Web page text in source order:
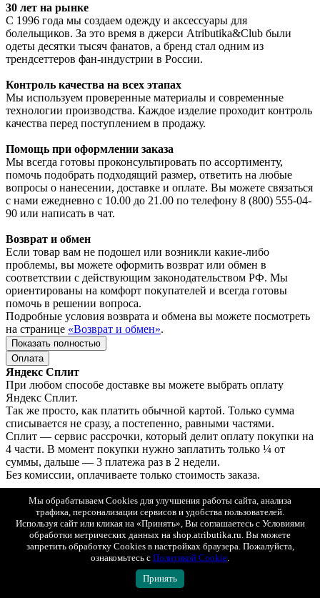
30 лет на рынке
С 1996 года мы создаем одежду и аксессуары для
болельщиков. За это время в джерси Atributika&Club были
одеты десятки тысяч фанатов, а бренд стал одним из
трендсеттеров фан-индустрии в России.
Контроль качества на всех этапах
Мы используем проверенные материалы и современные
технологии производства. Каждое изделие проходит контроль
качества перед поступлением в продажу.
Помощь при оформлении заказа
Мы всегда готовы проконсультировать по ассортименту,
помочь подобрать подходящий размер, ответить на любые
вопросы о нанесении, доставке и оплате. Вы можете связаться
с нами ежедневно с 10.00 до 21.00 по телефону 8 (800) 555-04-
90 или написать в чат.
Возврат и обмен
Если товар вам не подошел или возникли какие-либо
проблемы, вы можете оформить возврат или обмен в
соответствии с действующим законодательством РФ. Мы
ориентированы на комфорт покупателей и всегда готовы
помочь в решении вопроса.
Подробные условия возврата и обмена вы можете посмотреть
на странице «Возврат и обмен».
Показать полностью
Оплата
Яндекс Сплит
При любом способе доставке вы можете выбрать оплату
Яндекс Сплит.
Так же просто, как платить обычной картой. Только сумма
списывается не сразу, а постепенно, равными частями.
Сплит — сервис рассрочки, который делит оплату покупки на
4 части. В момент покупки нужно заплатить только ¼ от
суммы, дальше — 3 платежа раз в 2 недели.
Без комиссии, оплачиваете только стоимость заказа.
Это не кредит, для оформления не нужно подавать заявку и
ждать одобрения — понадобится только номер телефона.
Доставка по Москве
Оплата: онлайн, картой или наличными при получении.
Доставка в регионы (по всей России)
1. СДЭК (ПВЗ или курьером) с возможностью примерки.
Мы обрабатываем Cookies для улучшения работы сайта, анализа
трафика, персонализации сервисов и удобства пользователей.
Используя сайт или кликая на «Принять», Вы соглашаетесь с Условиями
обработки метрических данных на shop.atributika.ru. Вы можете
запретить обработку Cookies в настройках браузера. Пожалуйста,
ознакомьтесь с Политикой Cookie.
Принять